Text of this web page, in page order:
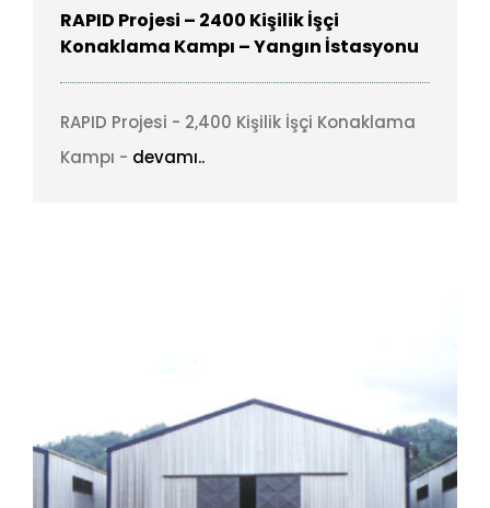
RAPID Projesi – 2400 Kişilik İşçi
Konaklama Kampı – Yangın İstasyonu
RAPID Projesi - 2,400 Kişilik İşçi Konaklama
Kampı - devamı..